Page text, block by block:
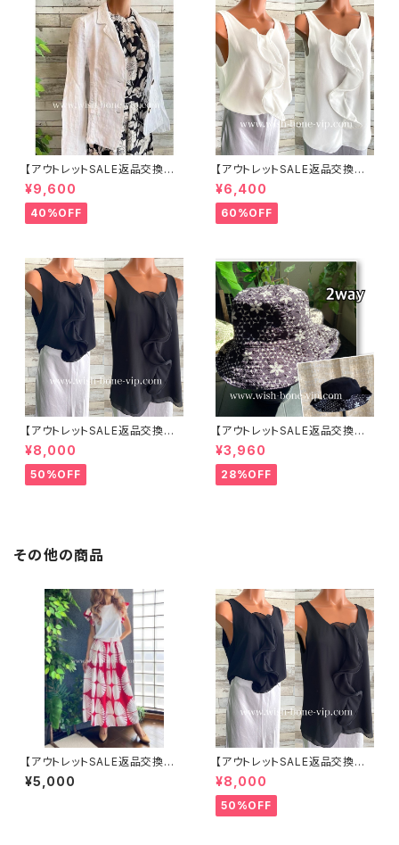
【アウトレットSALE返品交換不
可8/20まで】イタリア製サマー
ジャケット｜Made in ITALY｜
リネン麻 飾りエリ ジャケット/ホ
ワイト
¥9,600
40%OFF
【アウトレットSALE返品交換不
可8/20まで】イタリア製 CASA
DEILUCA ITALY｜前フリル＆B
IGフリルトップス /ホワイト
¥6,400
60%OFF
【アウトレットSALE返品交換不
可8/20まで】イタリア製 CASA
DEILUCA ITALY｜前フリル＆B
IGフリルトップス /ブラック
¥8,000
50%OFF
【アウトレットSALE返品交換不
可8/20まで】ワッフル立体フラワ
ー＆無地 2way リバーシブルハ
ット・ワイヤー入り変形ハット・フ
ラワー帽子【ブラック】
¥3,960
28%OFF
その他の商品
【アウトレットSALE返品交換不
可8/20まで】イタリア製インポ
ート セットアップドレス｜ロング
¥5,000
【アウトレットSALE返品交換不
可8/20まで】イタリア製 CASA
DEILUCA ITALY｜前フリル＆B
IGフリルトップス /ブラック
¥8,000
50%OFF